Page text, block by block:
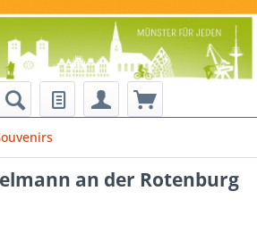
an der Rotenburg